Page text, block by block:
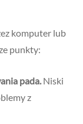
komputer lub
punkty:
pada.Niski
z